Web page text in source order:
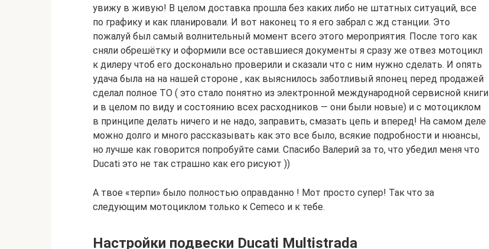
увижу в живую! В целом доставка прошла без каких либо не штатных ситуаций, все
по графику и как планировали. И вот наконец то я его забрал с жд станции. Это
пожалуй был самый волнительный момент всего этого мероприятия. После того как
сняли обрешётку и оформили все оставшиеся документы я сразу же отвез мотоцикл
к дилеру чтоб его досконально проверили и сказали что с ним нужно сделать. И опять
удача была на на нашей стороне , как выяснилось заботливый японец перед продажей
сделал полное ТО ( это стало понятно из электронной международной сервисной книги
и в целом по виду и состоянию всех расходников — они были новые) и с мотоциклом
в принципе делать ничего и не надо, заправить, смазать цепь и вперед! На самом деле
можно долго и много рассказывать как это все было, всякие подробности и нюансы,
но лучше как говорится попробуйте сами. Спасибо Валерий за то, что убедил меня что
Ducati это не так страшно как его рисуют ))
А твое «терпи» было полностью оправданно ! Мот просто супер! Так что за
следующим мотоциклом только к Cemeco и к тебе.
Настройки подвески Ducati Multistrada